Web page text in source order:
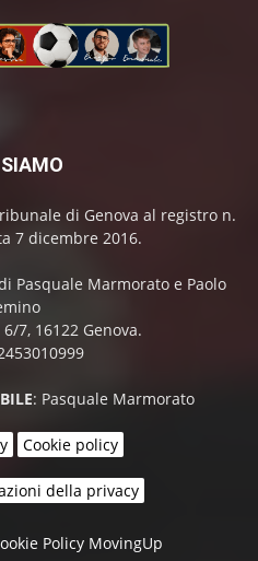
di Genova al registro n.
7 dicembre 2016.
Pasquale Marmorato e Paolo
7, 16122 Genova.
: Pasquale Marmorato
Cookie policy
della privacy
Policy MovingUp